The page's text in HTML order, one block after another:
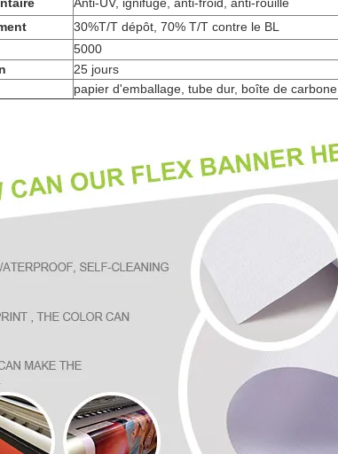
30%T/T dépôt, 70% T/T contre le BL
5000
25 jours
papier d'emballage, tube dur, boîte de carbone